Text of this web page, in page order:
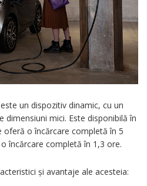
un dispozitiv dinamic, cu un
dimensiuni mici. Este disponibilă în
oferă o încărcare completă în 5
încărcare completă în 1,3 ore.
și avantaje ale acesteia: